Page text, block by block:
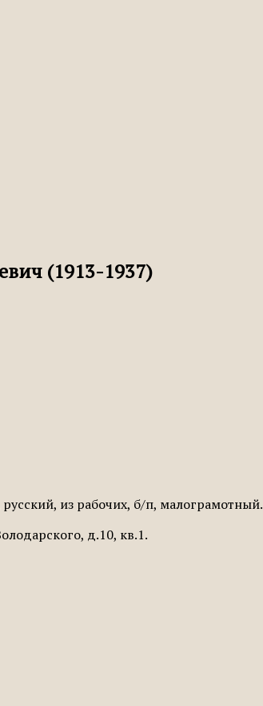
(1913-1937)
из рабочих, б/п, малограмотный.
д.10, кв.1.